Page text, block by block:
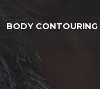
BODY CONTOURING